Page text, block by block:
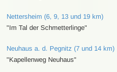
Nettersheim (6, 9, 13 und 19 km)
"Im Tal der Schmetterlinge"
Neuhaus a. d. Pegnitz (7 und 14 km)
"Kapellenweg Neuhaus"